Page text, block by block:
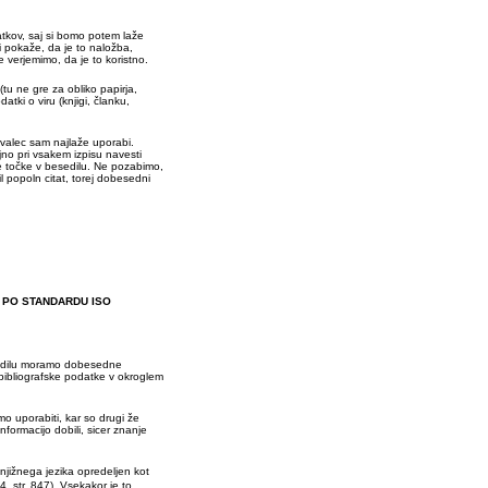
saj si bomo potem laže
da je to naložba,
da je to koristno.
ne gre za obliko papirja,
o viru (knjigi, članku,
sam najlaže uporabi.
pri vsakem izpisu navesti
v besedilu. Ne pozabimo,
popoln citat, torej dobesedni
STANDARDU ISO
moramo dobesedne
podatke v okroglem
uporabiti, kar so drugi že
dobili, sicer znanje
jezika opredeljen kot
str. 847). Vsekakor je to